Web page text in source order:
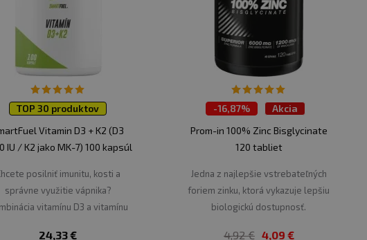
TOP 30 produktov
Vitamin D3 + K2 (D3
IU / K2 jako MK-7) 100 kapsúl
posilniť imunitu, kosti a
správne využitie vápnika?
vitamínu D3 a vitamínu
24,33 €
-16,87%
Akcia
Prom-in 100% Zinc Bisglycinate
120 tabliet
Jedna z najlepšie vstrebateľných
foriem zinku, ktorá vykazuje lepšiu
biologickú dostupnosť.
4,92 € 4,09 €